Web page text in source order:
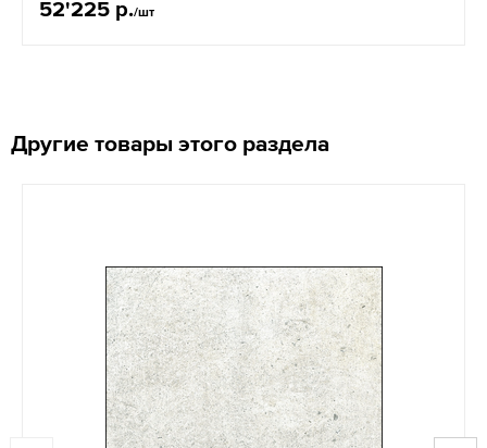
52'225 р./шт
Другие товары этого раздела